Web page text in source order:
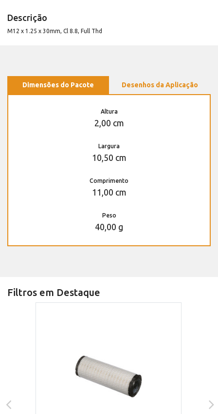
Descrição
M12 x 1.25 x 30mm, Cl 8.8, Full Thd
Dimensões do Pacote Desenhos da Aplicação
Altura
2,00 cm
Largura
10,50 cm
Comprimento
11,00 cm
Peso
40,00 g
Filtros em Destaque